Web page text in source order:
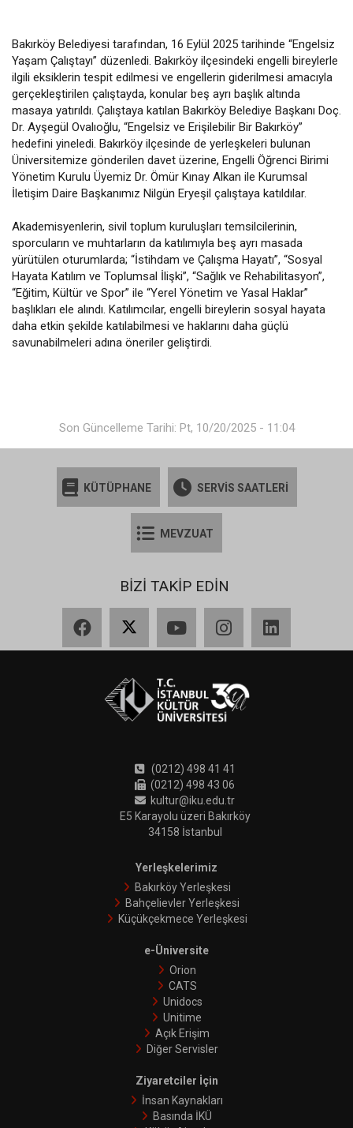
Bakırköy Belediyesi tarafından, 16 Eylül 2025 tarihinde “Engelsiz
Yaşam Çalıştayı” düzenledi. Bakırköy ilçesindeki engelli bireylerle
ilgili eksiklerin tespit edilmesi ve engellerin giderilmesi amacıyla
gerçekleştirilen çalıştayda, konular beş ayrı başlık altında
masaya yatırıldı. Çalıştaya katılan Bakırköy Belediye Başkanı Doç.
Dr. Ayşegül Ovalıoğlu, “Engelsiz ve Erişilebilir Bir Bakırköy”
hedefini yineledi. Bakırköy ilçesinde de yerleşkeleri bulunan
Üniversitemize gönderilen davet üzerine, Engelli Öğrenci Birimi
Yönetim Kurulu Üyemiz Dr. Ömür Kınay Alkan ile Kurumsal
İletişim Daire Başkanımız Nilgün Eryeşil çalıştaya katıldılar.
Akademisyenlerin, sivil toplum kuruluşları temsilcilerinin,
sporcuların ve muhtarların da katılımıyla beş ayrı masada
yürütülen oturumlarda; “İstihdam ve Çalışma Hayatı”, “Sosyal
Hayata Katılım ve Toplumsal İlişki”, “Sağlık ve Rehabilitasyon”,
“Eğitim, Kültür ve Spor” ile “Yerel Yönetim ve Yasal Haklar”
başlıkları ele alındı. Katılımcılar, engelli bireylerin sosyal hayata
daha etkin şekilde katılabilmesi ve haklarını daha güçlü
savunabilmeleri adına öneriler geliştirdi.
Son Güncelleme Tarihi: Pt, 10/20/2025 - 11:04
KÜTÜPHANE SERVİS SAATLERİ
MEVZUAT
BİZİ TAKİP EDİN
(0212) 498 41 41
(0212) 498 43 06
kultur@iku.edu.tr
E5 Karayolu üzeri Bakırköy
34158 İstanbul
Yerleşkelerimiz
Bakırköy Yerleşkesi
Bahçelievler Yerleşkesi
Küçükçekmece Yerleşkesi
e-Üniversite
Orion
CATS
Unidocs
Unitime
Açık Erişim
Diğer Servisler
Ziyaretciler İçin
İnsan Kaynakları
Basında İKÜ